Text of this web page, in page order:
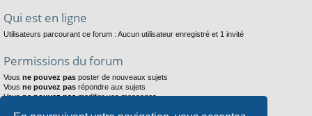
Qui est en ligne
Utilisateurs parcourant ce forum : Aucun utilisateur enregistré et 1 invité
Permissions du forum
Vous ne pouvez pas poster de nouveaux sujets
Vous ne pouvez pas répondre aux sujets
Vousne pouvez pasmodifier vos messages